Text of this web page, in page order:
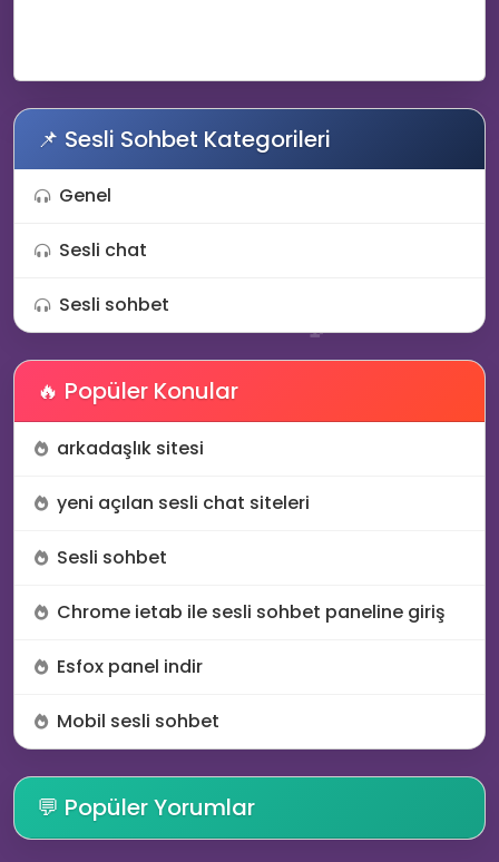
🚀
🔥
🚀
💬
😆
📌 Sesli Sohbet Kategorileri
Genel
Sesli chat
Sesli sohbet
🔥 Popüler Konular
arkadaşlık sitesi
yeni açılan sesli chat siteleri
Sesli sohbet
Chrome ietab ile sesli sohbet paneline giriş
Esfox panel indir
Mobil sesli sohbet
💬 Popüler Yorumlar